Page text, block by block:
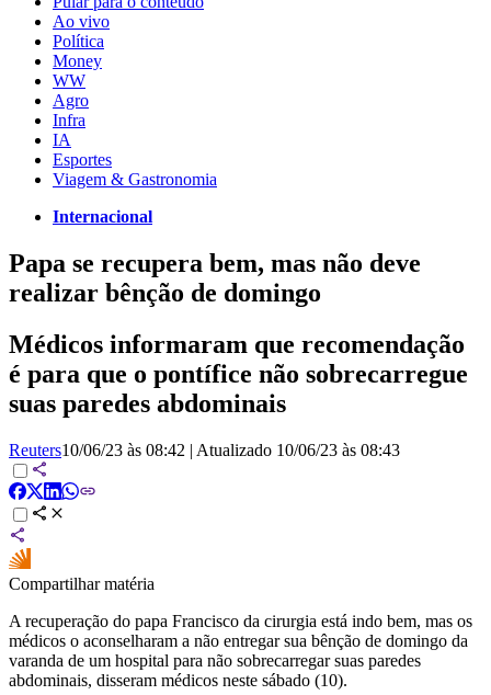
Ao vivo
Política
Money
WW
Agro
Infra
IA
Esportes
Viagem & Gastronomia
Internacional
Papa se recupera bem, mas não deve
realizar bênção de domingo
Médicos informaram que recomendação
é para que o pontífice não sobrecarregue
suas paredes abdominais
Reuters10/06/23 às 08:42 | Atualizado 10/06/23 às 08:43
Compartilhar matéria
A recuperação do papa Francisco da cirurgia está indo bem, mas os
médicos o aconselharam a não entregar sua bênção de domingo da
varanda de um hospital para não sobrecarregar suas paredes
abdominais, disseram médicos neste sábado (10).